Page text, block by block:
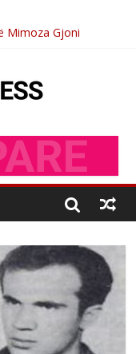
Mimoza Gjoni
i çeshtjës kombëtare